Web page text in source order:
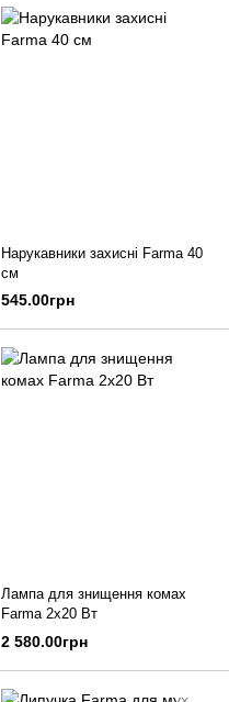
Нарукавники захисні Farma 40
см
545.00грн
Лампа для знищення комах
Farma 2x20 Вт
2 580.00грн